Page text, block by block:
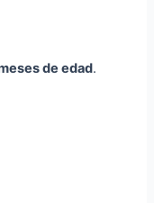
de edad.